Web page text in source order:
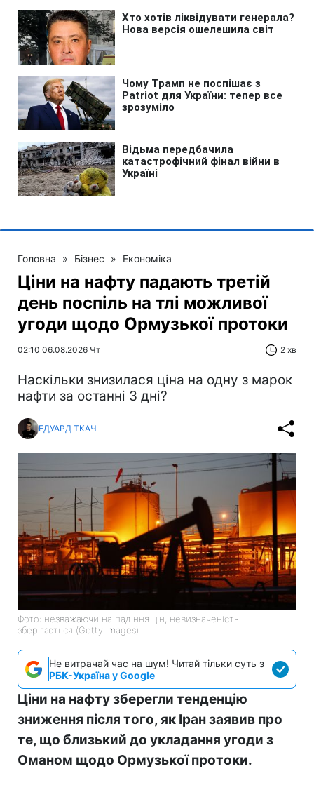
Головна » Бізнес » Економіка
Ціни на нафту падають третій
день поспіль на тлі можливої
угоди щодо Ормузької протоки
02:10 06.08.2026 Чт 2 хв
Наскільки знизилася ціна на одну з марок
нафти за останні 3 дні?
ЕДУАРД ТКАЧ
Фото: незважаючи на падіння цін, невизначеність
зберігається (Getty Images)
Не витрачай час на шум! Читай тільки суть з
РБК-Україна у Google
Ціни на нафту зберегли тенденцію
зниження після того, як Іран заявив про
те, що близький до укладання угоди з
Оманом щодо Ормузької протоки.